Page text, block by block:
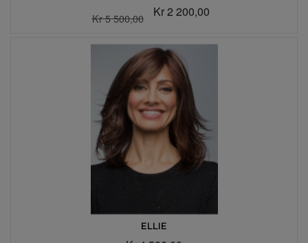
Kr 5 500,00 Kr 2 200,00
ELLIE